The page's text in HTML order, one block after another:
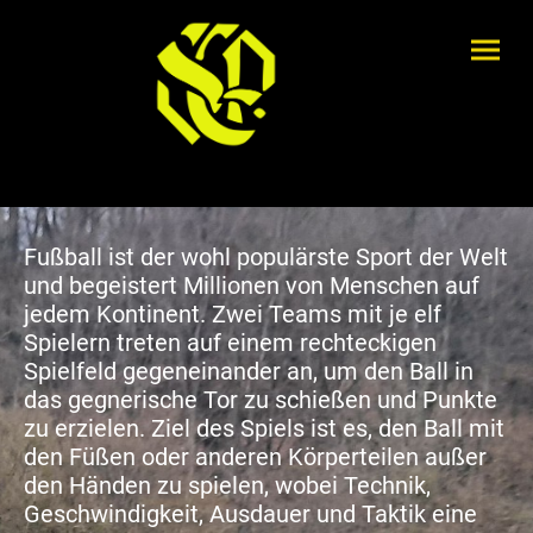
Fußball ist der wohl populärste Sport der Welt
und begeistert Millionen von Menschen auf
jedem Kontinent. Zwei Teams mit je elf
Spielern treten auf einem rechteckigen
Spielfeld gegeneinander an, um den Ball in
das gegnerische Tor zu schießen und Punkte
zu erzielen. Ziel des Spiels ist es, den Ball mit
den Füßen oder anderen Körperteilen außer
den Händen zu spielen, wobei Technik,
Geschwindigkeit, Ausdauer und Taktik eine